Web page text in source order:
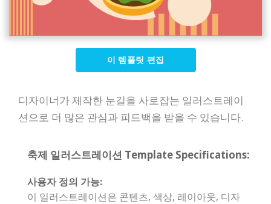
이 템플릿 편집
디자이너가 제작한 눈길을 사로잡는 일러스트레이
션으로 더 많은 관심과 피드백을 받을 수 있습니다.
축제 일러스트레이션 Template Specifications:
사용자 정의 가능:
이 일러스트레이션은 콘텐츠, 색상, 레이아웃, 디자